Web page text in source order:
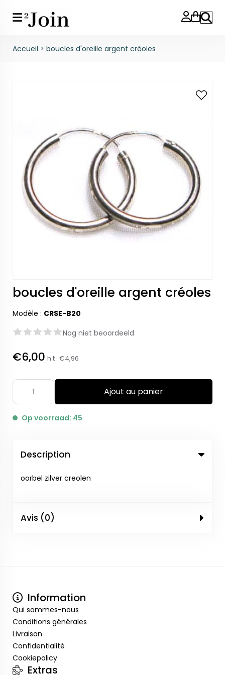
Accueil > boucles d'oreille argent créoles
boucles d'oreille argent créoles
Modèle : CRSE-B20
Nog niet beoordeeld
€6,00 h.t : €4,96
Ajout au panier
Op voorraad: 45
Description
oorbel zilver creolen
Avis (0)
Information
Qui sommes-nous
Conditions générales
Livraison
Confidentialité
Cookiepolicy
Extras